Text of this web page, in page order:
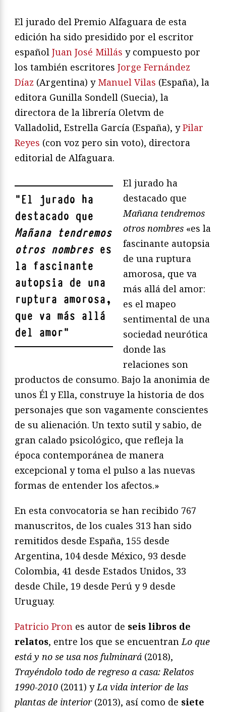
El jurado del Premio Alfaguara de esta
edición ha sido presidido por el escritor
español Juan José Millás y compuesto por
los también escritores Jorge Fernández
Díaz (Argentina) y Manuel Vilas (España), la
editora Gunilla Sondell (Suecia), la
directora de la librería Oletvm de
Valladolid, Estrella García (España), yPilar
Reyes (con voz pero sin voto), directora
editorial de Alfaguara.
"El jurado ha
destacado que
Mañana tendremos
otros nombreses
la fascinante
autopsia de una
ruptura amorosa,
que va más allá
del amor"
El jurado ha
destacado que
Mañana tendremos
otros nombres «es la
fascinante autopsia
de una ruptura
amorosa, que va
más allá del amor:
es el mapeo
sentimental de una
sociedad neurótica
donde las
relaciones son
productos de consumo. Bajo la anonimia de
unos Él y Ella, construye la historia de dos
personajes que son vagamente conscientes
de su alienación. Un texto sutil y sabio, de
gran calado psicológico, que refleja la
época contemporánea de manera
excepcional y toma el pulso a las nuevas
formas de entender los afectos.»
En esta convocatoria se han recibido 767
manuscritos, de los cuales 313 han sido
remitidos desde España, 155 desde
Argentina, 104 desde México, 93 desde
Colombia, 41 desde Estados Unidos, 33
desde Chile, 19 desde Perú y 9 desde
Uruguay.
Patricio Pron es autor de seis libros de
relatos, entre los que se encuentranLo que
está y no se usa nos fulminará (2018),
Trayéndolo todo de regreso a casa: Relatos
1990-2010 (2011) yLa vida interior de las
plantas de interior(2013), así como de siete